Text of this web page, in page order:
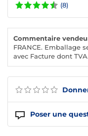
Poser une
(8)
Commentaire
FRANCE. Emballage
avec Facture dont